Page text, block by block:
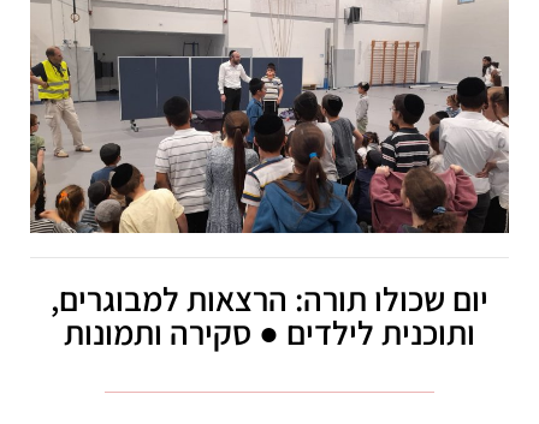
יום שכולו תורה: הרצאות למבוגרים,
ותוכנית לילדים ● סקירה ותמונות